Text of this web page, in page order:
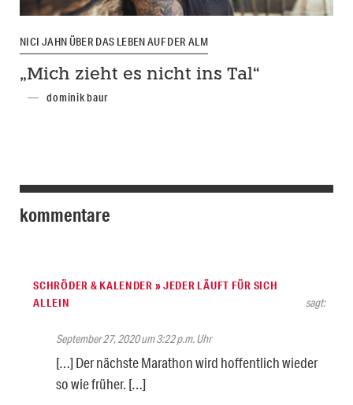
NICI JAHN ÜBER DAS LEBEN AUF DER ALM
„Mich zieht es nicht ins Tal“
dominik baur
kommentare
SCHRÖDER & KALENDER » JEDER LÄUFT FÜR SICH
ALLEIN
sagt:
September 27, 2020 um 3:22 p.m. Uhr
[…] Der nächste Marathon wird hoffentlich wieder
so wie früher. […]